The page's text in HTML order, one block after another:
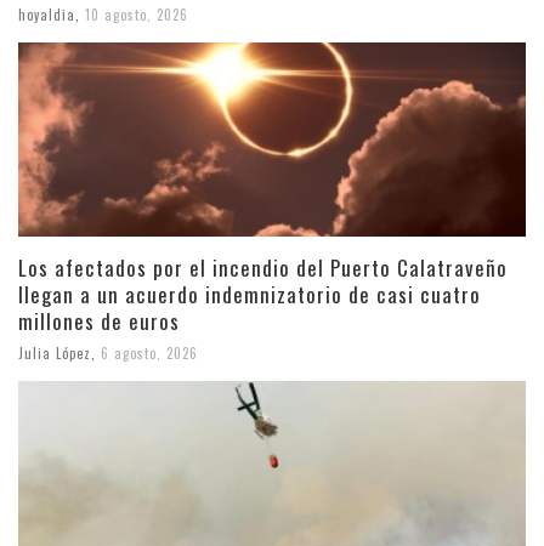
hoyaldia 10 agosto, 2026
Los afectados por el incendio del Puerto Calatraveño
llegan a un acuerdo indemnizatorio de casi cuatro
millones de euros
Julia López 6 agosto, 2026